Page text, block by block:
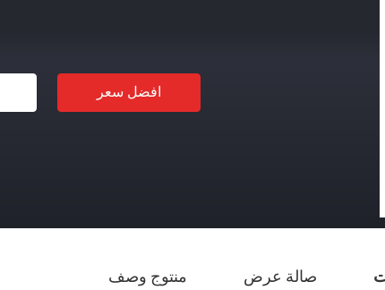
افضل سعر
صالة عرض منتوج وصف